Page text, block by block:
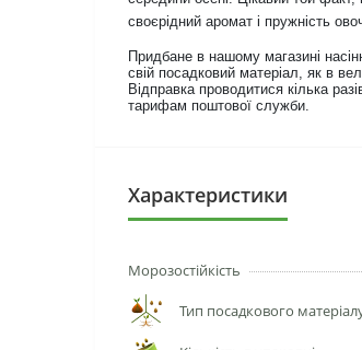
своєрідний аромат і пружність
Придбане в нашому магазині
свій посадковий матеріал, як в
Відправка проводитися кілька
тарифам поштової служби.
Характеристики
Морозостійкість
Тип посадкового